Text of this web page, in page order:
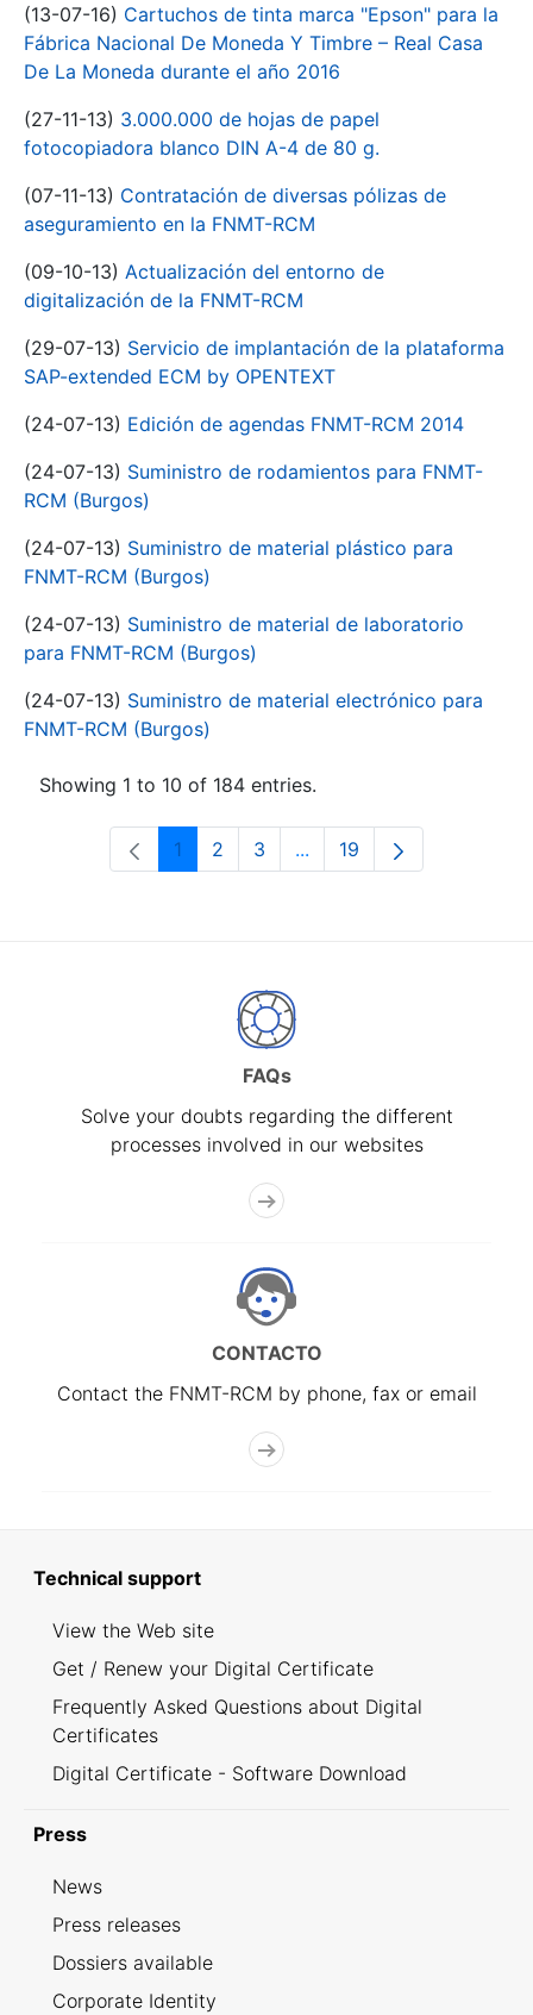
(13-07-16) Cartuchos de tinta marca "Epson" para la
Fábrica Nacional De Moneda Y Timbre – Real Casa
De La Moneda durante el año 2016
(27-11-13) 3.000.000 de hojas de papel
fotocopiadora blanco DIN A-4 de 80 g.
(07-11-13) Contratación de diversas pólizas de
aseguramiento en la FNMT-RCM
(09-10-13) Actualización del entorno de
digitalización de la FNMT-RCM
(29-07-13) Servicio de implantación de la plataforma
SAP-extended ECM by OPENTEXT
(24-07-13) Edición de agendas FNMT-RCM 2014
(24-07-13) Suministro de rodamientos para FNMT-
RCM (Burgos)
(24-07-13) Suministro de material plástico para
FNMT-RCM (Burgos)
(24-07-13) Suministro de material de laboratorio
para FNMT-RCM (Burgos)
(24-07-13) Suministro de material electrónico para
FNMT-RCM (Burgos)
Showing 1 to 10 of 184 entries.
Page
1 Page
2 Page
3 ...Intermediate Pages Use
Page
19
FAQs
Solve your doubts regarding the different
processes involved in our websites
CONTACTO
Contact the FNMT-RCM by phone, fax or email
Technical support
View the Web site
Get / Renew your Digital Certificate
Frequently Asked Questions about Digital
Certificates
Digital Certificate - Software Download
Press
News
Press releases
Dossiers available
Corporate Identity